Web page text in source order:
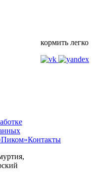
кормить легко
Контакты